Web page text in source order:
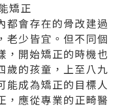
矯正
都會存在的骨改建過
老少皆宜。但不同個
，開始矯正的時機也
歲的孩童，上至八九
能成為矯正的目標人
，應從專業的正畸醫